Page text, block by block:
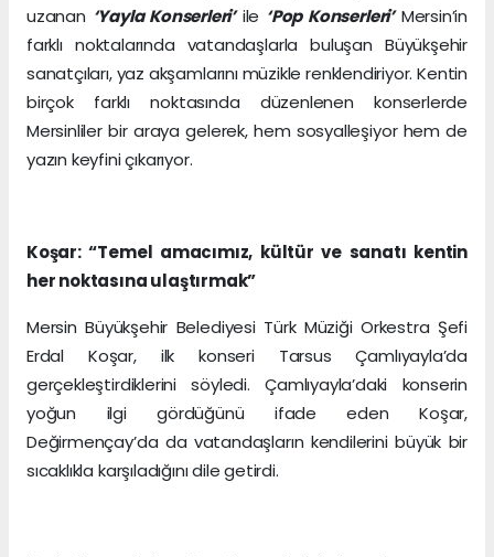
uzanan ‘Yayla Konserleri’ile ‘Pop Konserleri’Mersin’in
farklı noktalarında vatandaşlarla buluşan Büyükşehir
sanatçıları, yaz akşamlarını müzikle renklendiriyor. Kentin
birçok farklı noktasında düzenlenen konserlerde
Mersinliler bir araya gelerek, hem sosyalleşiyor hem de
yazın keyfini çıkarıyor.
Koşar: “Temel amacımız, kültür ve sanatı kentin
her noktasına ulaştırmak”
Mersin Büyükşehir Belediyesi Türk Müziği Orkestra Şefi
Erdal Koşar, ilk konseri Tarsus Çamlıyayla’da
gerçekleştirdiklerini söyledi. Çamlıyayla’daki konserin
yoğun ilgi gördüğünü ifade eden Koşar,
Değirmençay’da da vatandaşların kendilerini büyük bir
sıcaklıkla karşıladığını dile getirdi.